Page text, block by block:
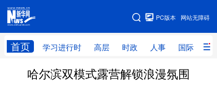
网站无障碍
PC版本
首页 学习进行时 高层 时政 人事 国际 财
网站地图
学习进行时 高层 时政 人事
哈尔滨双模式露营解锁浪漫氛围